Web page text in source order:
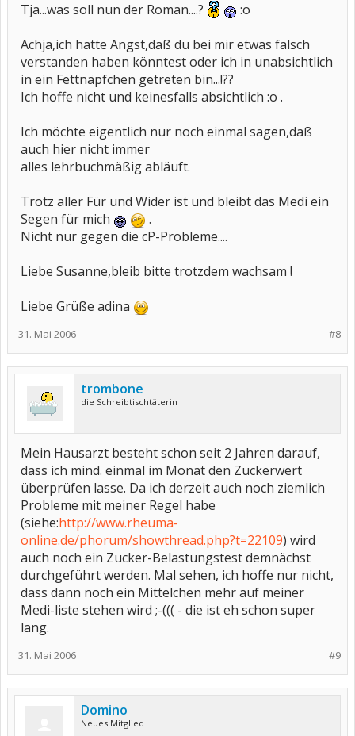
Tja...was soll nun der Roman....?
:o
Achja,ich hatte Angst,daß du bei mir etwas falsch
verstanden haben könntest oder ich in unabsichtlich
in ein Fettnäpfchen getreten bin...!??
Ich hoffe nicht und keinesfalls absichtlich :o .
Ich möchte eigentlich nur noch einmal sagen,daß
auch hier nicht immer
alles lehrbuchmäßig abläuft.
Trotz aller Für und Wider ist und bleibt das Medi ein
Segen für mich
.
Nicht nur gegen die cP-Probleme....
Liebe Susanne,bleib bitte trotzdem wachsam !
Liebe Grüße adina
#8
31. Mai 2006
trombone
die Schreibtischtäterin
Mein Hausarzt besteht schon seit 2 Jahren darauf,
dass ich mind. einmal im Monat den Zuckerwert
überprüfen lasse. Da ich derzeit auch noch ziemlich
Probleme mit meiner Regel habe
(siehe:http://www.rheuma-
online.de/phorum/showthread.php?t=22109) wird
auch noch ein Zucker-Belastungstest demnächst
durchgeführt werden. Mal sehen, ich hoffe nur nicht,
dass dann noch ein Mittelchen mehr auf meiner
Medi-liste stehen wird ;-((( - die ist eh schon super
lang.
#9
31. Mai 2006
Domino
Neues Mitglied